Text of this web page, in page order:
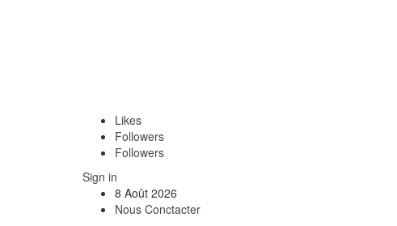
Likes
Followers
Followers
Sign in
8 Août 2026
Nous Conctacter